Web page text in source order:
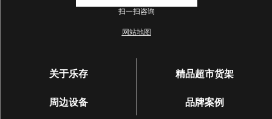
扫一扫咨询
网站地图
关于乐存 精品超市货架
周边设备 品牌案例